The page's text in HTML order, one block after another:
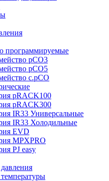
программируемые
pCO3
pCO5
c.pCO
pRACK100
pRACK300
IR33 Универсальные
IR33 Холодильные
EVD
MPXPRO
PJ easy